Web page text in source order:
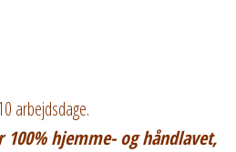
arbejdsdage.
100% hjemme- og håndlavet,